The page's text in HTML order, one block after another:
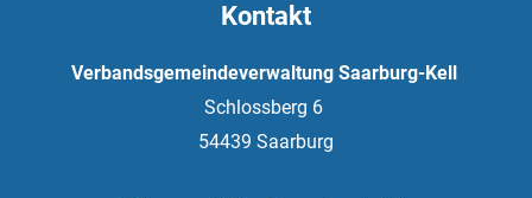
Kontakt
Verbandsgemeindeverwaltung Saarburg-Kell
Schlossberg 6
54439 Saarburg